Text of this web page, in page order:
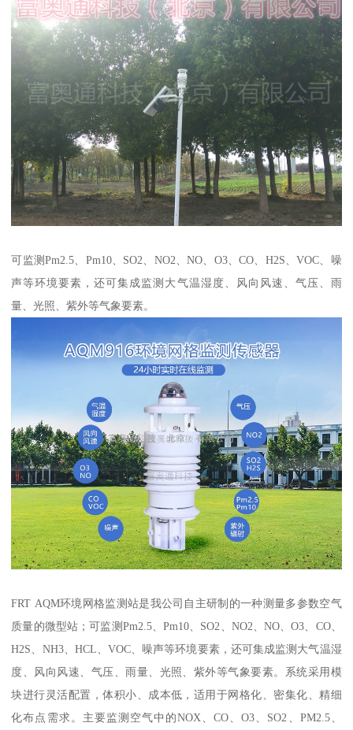
可监测Pm2.5、Pm10、SO2、NO2、NO、O3、CO、H2S、VOC、噪
声等环境要素，还可集成监测大气温湿度、风向风速、气压、雨
量、光照、紫外等气象要素。
FRT AQM环境网格监测站是我公司自主研制的一种测量多参数空气
质量的微型站；可监测Pm2.5、Pm10、SO2、NO2、NO、O3、CO、
H2S、NH3、HCL、VOC、噪声等环境要素，还可集成监测大气温湿
度、风向风速、气压、雨量、光照、紫外等气象要素。系统采用模
块进行灵活配置，体积小、成本低，适用于网格化、密集化、精细
化布点需求。主要监测空气中的NOX、CO、O3、SO2、PM2.5、